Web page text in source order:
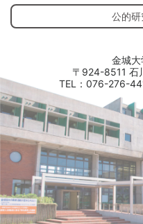
公的研
金城
〒924-8511 石
TEL：076-276-